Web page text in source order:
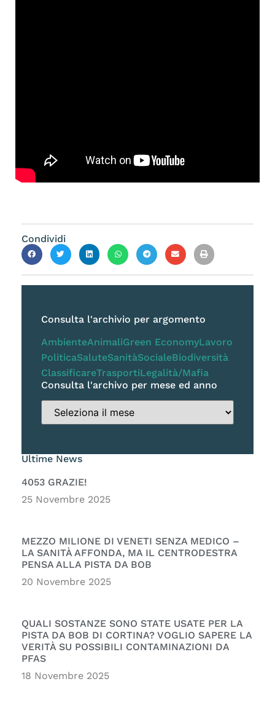
Condividi
Consulta l'archivio per argomento
AmbienteAnimaliGreen EconomyLavoro
PoliticaSaluteSanitàSocialeBiodiversità
ClassificareTrasportiLegalità/Mafia
Consulta l'archivo per mese ed anno
Ultime News
4053 GRAZIE!
25 Novembre 2025
MEZZO MILIONE DI VENETI SENZA MEDICO –
LA SANITÀ AFFONDA, MA IL CENTRODESTRA
PENSA ALLA PISTA DA BOB
20 Novembre 2025
QUALI SOSTANZE SONO STATE USATE PER LA
PISTA DA BOB DI CORTINA? VOGLIO SAPERE LA
VERITÀ SU POSSIBILI CONTAMINAZIONI DA
PFAS
18 Novembre 2025